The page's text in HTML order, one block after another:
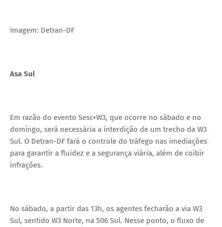
Imagem: Detran-DF
Asa Sul
Em razão do evento Sesc+W3, que ocorre no sábado e no
domingo, será necessária a interdição de um trecho da W3
Sul. O Detran-DF fará o controle do tráfego nas imediações
para garantir a fluidez e a segurança viária, além de coibir
infrações.
No sábado, a partir das 13h, os agentes fecharão a via W3
Sul, sentido W3 Norte, na 506 Sul. Nesse ponto, o fluxo de